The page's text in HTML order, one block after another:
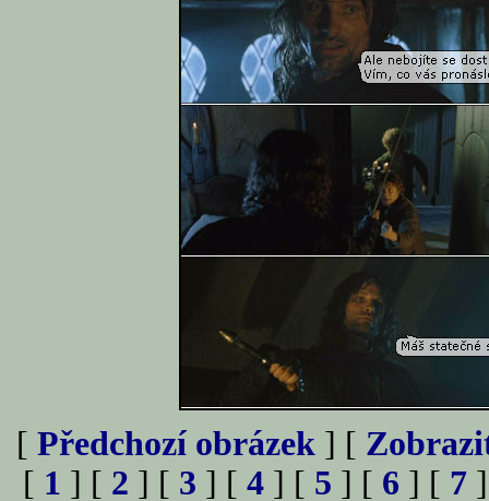
[ Předchozí obrázek ] [
[ 1 ] [ 2 ] [ 3 ] [ 4 ] [ 5 ] [ 6 ] [ 7